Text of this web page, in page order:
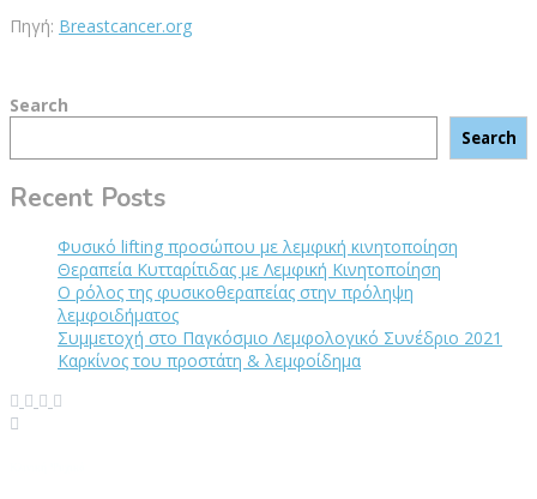
Πηγή: Breastcancer.org
Search
Search
Recent Posts
Φυσικό lifting προσώπου με λεμφική κινητοποίηση
Θεραπεία Κυτταρίτιδας με Λεμφική Κινητοποίηση
Ο ρόλος της φυσικοθεραπείας στην πρόληψη
λεμφοιδήματος
Συμμετοχή στο Παγκόσμιο Λεμφολογικό Συνέδριο 2021
Καρκίνος του προστάτη & λεμφοίδημα